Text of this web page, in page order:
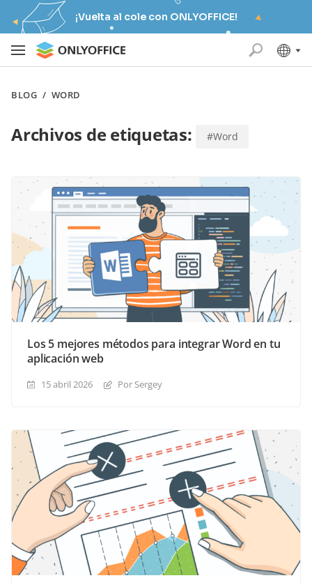
¡Vuelta al cole con ONLYOFFICE!
BLOG / WORD
Archivos de etiquetas: #Word
Los 5 mejores métodos para integrar Word en tu
aplicación web
15 abril 2026 Por Sergey